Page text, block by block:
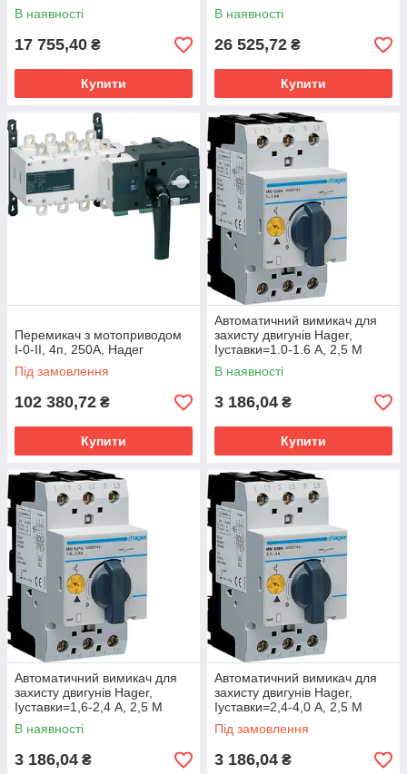
В наявності
17 755,40 ₴
Купити
В наявності
26 525,72 ₴
Купити
Перемикач з мотоприводом
I-0-II, 4п, 250А, Надег
Під замовлення
102 380,72 ₴
Купити
Автоматичний вимикач для
захисту двигунів Hager,
Іуставки=1.0-1.6 А, 2,5 М
В наявності
3 186,04 ₴
Купити
Автоматичний вимикач для
захисту двигунів Hager,
Іуставки=1,6-2,4 А, 2,5 М
В наявності
3 186,04 ₴
Автоматичний вимикач для
захисту двигунів Hager,
Іуставки=2,4-4,0 А, 2,5 М
Під замовлення
3 186,04 ₴